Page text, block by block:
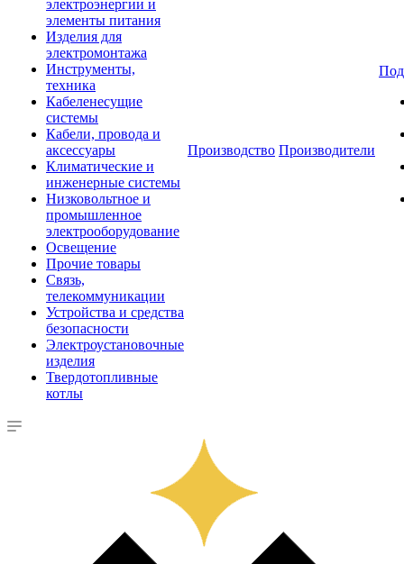
электроэнергии и
элементы питания
Изделия для
электромонтажа
Инструменты,
техника
Кабеленесущие
системы
Кабели, провода и
аксессуары
Климатические и
инженерные системы
Низковольтное и
промышленное
электрооборудование
Освещение
Прочие товары
Связь,
телекоммуникации
Устройства и средства
безопасности
Электроустановочные
изделия
Твердотопливные
котлы
Производство Производители